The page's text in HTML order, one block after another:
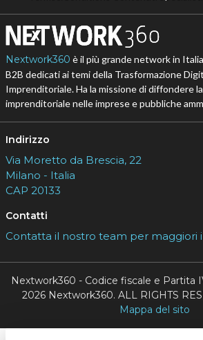
Nextwork360 è il più grande network in
B2B dedicati ai temi della Trasformazione
Imprenditoriale. Ha la missione di diffondere
imprenditoriale nelle imprese e pubbliche
Indirizzo
Via Moretto da Brescia, 22
Milano - Italia
CAP 20133
Contatti
Contatta il nostro team per maggiori
Nextwork360 - Codice fiscale e Partita
2026 Nextwork360. ALL RIGHTS
Mappa del sito